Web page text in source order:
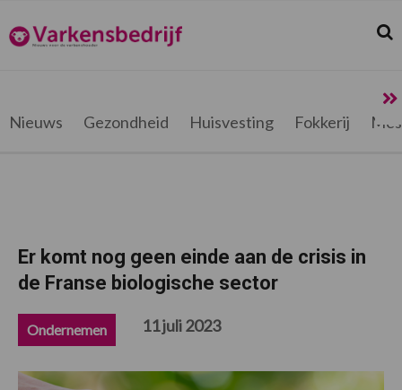
de
hoofdnavigatie
de
hoofd
de
eerste
de
voettekst
Varkensbedrijf.be
Nieuws Gezondheid Huisvesting Fokkerij
Er komt nog geen einde aan de crisis in
de Franse biologische sector
Ondernemen 11 juli 2023